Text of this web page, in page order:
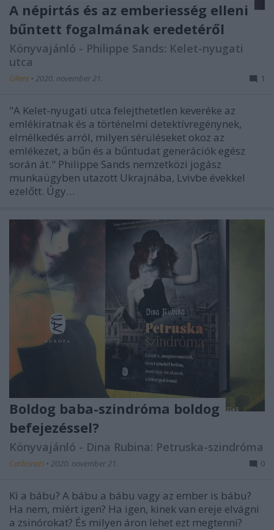
A népirtás és az emberiesség elleni
bűntett fogalmának eredetéről
Könyvajánló - Philippe Sands: Kelet-nyugati ​
utca
GReni • 2020. november 21. 1
"A Kelet-nyugati utca felejthetetlen keveréke az
emlékiratnak és a történelmi detektívregénynek,
elmélkedés arról, milyen sérüléseket okoz az
emlékezet, a bűn és a bűntudat generációk egész
során át." Philippe Sands nemzetközi jogász
munkaügyben utazott Ukrajnába, Lvivbe évekkel
ezelőtt. Úgy…
Boldog baba-szindróma boldog
befejezéssel?
Könyvajánló - Dina Rubina: Petruska-szindróma
Carbonari • 2020. november 21. 0
Ki a bábu? A bábu a bábu vagy az ember is bábu?
Ha nem, miért igen? Ha igen, kinek van ereje elvágni
a zsinórokat? És milyen áron lehet ezt megtenni?